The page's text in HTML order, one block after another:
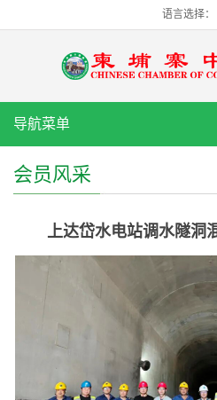
语言选择：
导航菜单
会员风采
上达岱水电站调水隧洞